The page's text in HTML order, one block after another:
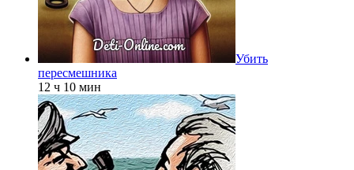
Убить
пересмешника
12 ч 10 мин